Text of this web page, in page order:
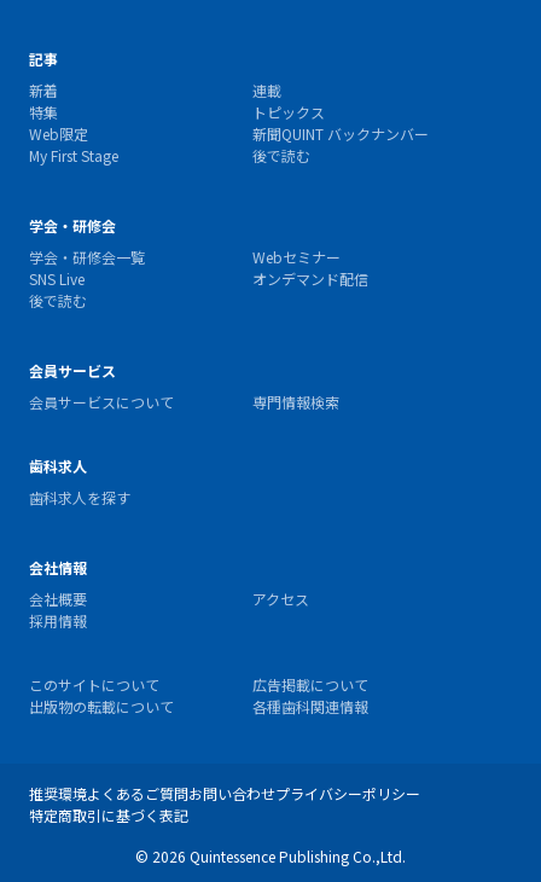
記事
新着
連載
特集
トピックス
Web限定
新聞QUINT バックナンバー
My First Stage
後で読む
学会・研修会
学会・研修会一覧
Webセミナー
SNS Live
オンデマンド配信
後で読む
会員サービス
会員サービスについて
専門情報検索
歯科求人
歯科求人を探す
会社情報
会社概要
アクセス
採用情報
このサイトについて
広告掲載について
出版物の転載について
各種歯科関連情報
推奨環境よくあるご質問お問い合わせプライバシーポリシー
特定商取引に基づく表記
© 2026 Quintessence Publishing Co.,Ltd.